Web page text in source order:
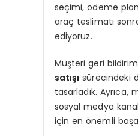
seçimi, ödeme
araç teslimatı
ediyoruz.
Müşteri geri
satışı sürecindeki
tasarladık. Ayrıca,
sosyal medya
için en önemli